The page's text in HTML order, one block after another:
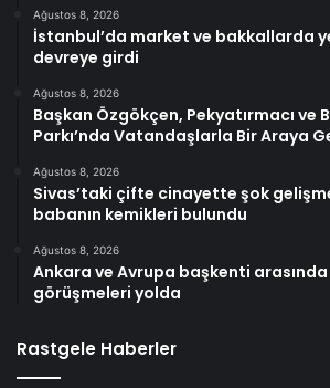
Ağustos 8, 2026
İstanbul’da market ve bakkallarda
devreye girdi
Ağustos 8, 2026
Başkan Özgökçen, Pekyatırmacı ve
Parkı’nda Vatandaşlarla Bir Araya
Ağustos 8, 2026
Sivas’taki çifte cinayette şok
babanın kemikleri bulundu
Ağustos 8, 2026
Ankara ve Avrupa başkenti
görüşmeleri yolda
Rastgele Haberler